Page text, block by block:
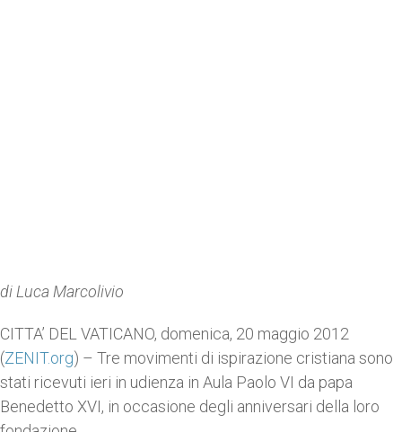
di Luca Marcolivio
CITTA’ DEL VATICANO, domenica, 20 maggio 2012
(ZENIT.org) – Tre movimenti di ispirazione cristiana sono
stati ricevuti ieri in udienza in Aula Paolo VI da papa
Benedetto XVI, in occasione degli anniversari della loro